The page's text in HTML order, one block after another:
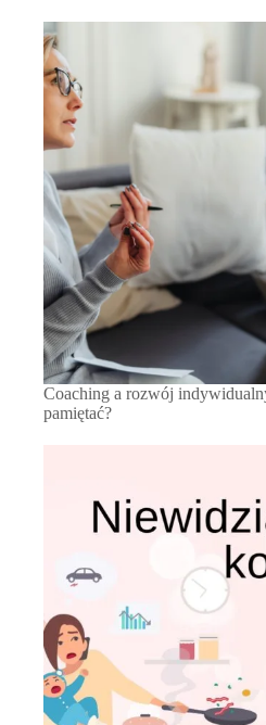
Coaching a rozwój
pamiętać?